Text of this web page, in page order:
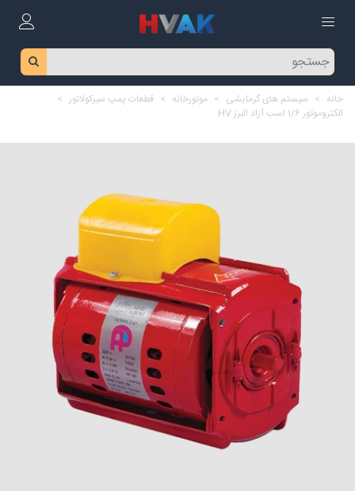
خانه > سیستم های گرمایشی > موتورخانه > قطعات پمپ سیرکولاتور >
الکتروموتور 1/6 اسب آزاد البرز HV